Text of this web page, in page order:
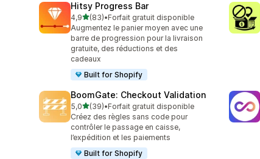
Hitsy Progress Bar
4,9étoile(s) sur 5
(83)
83 avis au total
•Forfait gratuit disponible
Augmentez le panier moyen avec une
barre de progression pour la livraison
gratuite, des réductions et des
cadeaux
Built for Shopify
BoomGate: Checkout Validation
5,0étoile(s) sur 5
(39)
39 avis au total
•Forfait gratuit disponible
Créez des règles sans code pour
contrôler le passage en caisse,
l’expédition et les paiements
Built for Shopify